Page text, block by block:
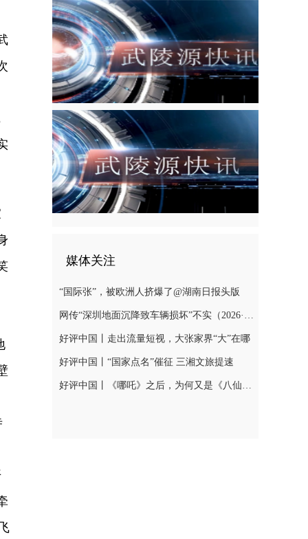
媒体关注
“国际张”，被欧洲人挤爆了@湖南日报头版
网传“深圳地面沉降致车辆损坏”不实（2026·08·06）
好评中国丨走出流量短视，大张家界“大”在哪
好评中国丨“国家点名”催征 三湘文旅提速
好评中国丨《哪吒》之后，为何又是《八仙！》？